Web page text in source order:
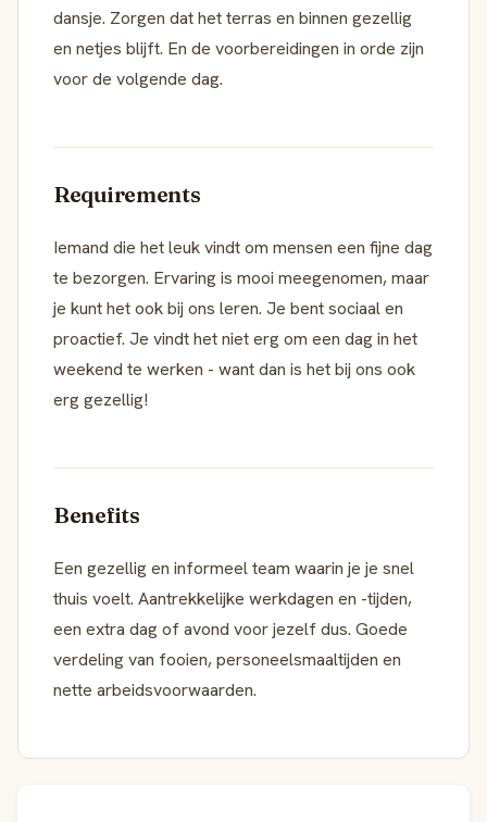
dansje. Zorgen dat het terras en binnen gezellig
en netjes blijft. En de voorbereidingen in orde zijn
voor de volgende dag.
Requirements
Iemand die het leuk vindt om mensen een fijne dag
te bezorgen. Ervaring is mooi meegenomen, maar
je kunt het ook bij ons leren. Je bent sociaal en
proactief. Je vindt het niet erg om een dag in het
weekend te werken - want dan is het bij ons ook
erg gezellig!
Benefits
Een gezellig en informeel team waarin je je snel
thuis voelt. Aantrekkelijke werkdagen en -tijden,
een extra dag of avond voor jezelf dus. Goede
verdeling van fooien, personeelsmaaltijden en
nette arbeidsvoorwaarden.